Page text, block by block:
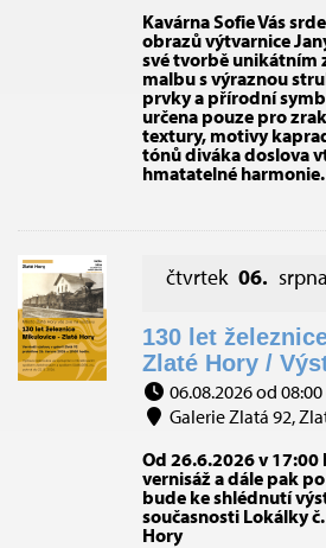
Kavárna Sofie Vás
obrazů výtvarnice
své tvorbě
malbu s výraznou
prvky a přírodní
určena pouze pro
textury, motivy
tónů diváka doslova
hmatatelné harmonie.
čtvrtek 06. srpna
130 let
Zlaté Hory /
06.08.2026 od
Galerie Zlatá 92,
Od 26.6.2026 v
vernisáž a dále pak
bude ke shlédnutí
současnosti Lokálky
Hory